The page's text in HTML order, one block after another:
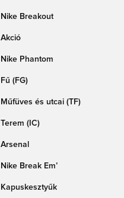
Nike Breakout
Akció
Nike Phantom
Fű (FG)
Műfüves és utcai (TF)
Terem (IC)
Arsenal
Nike Break Em’
Kapuskesztyűk